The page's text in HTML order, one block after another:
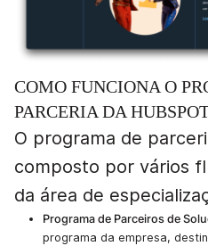
COMO FUNCIONA O
PARCERIA DA
O programa de
composto por vários
da área de
Programa de Parceiros de
programa da empresa,